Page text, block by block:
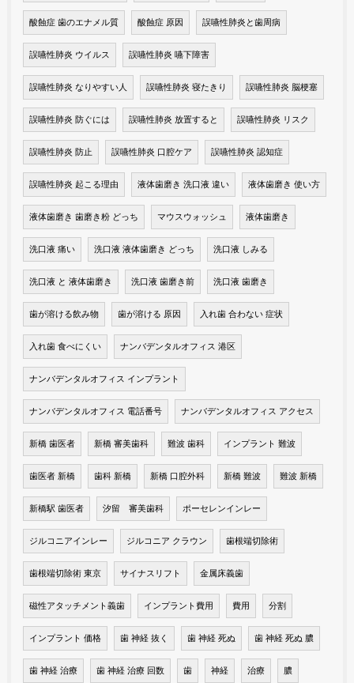
酸蝕症 歯のエナメル質 酸蝕症 原因 誤嚥性肺炎と歯周病
誤嚥性肺炎 ウイルス 誤嚥性肺炎 嚥下障害
誤嚥性肺炎 なりやすい人 誤嚥性肺炎 寝たきり 誤嚥性肺炎 脳梗塞
誤嚥性肺炎 防ぐには 誤嚥性肺炎 放置すると 誤嚥性肺炎 リスク
誤嚥性肺炎 防止 誤嚥性肺炎 口腔ケア 誤嚥性肺炎 認知症
誤嚥性肺炎 起こる理由 液体歯磨き 洗口液 違い 液体歯磨き 使い方
液体歯磨き 歯磨き粉 どっち マウスウォッシュ 液体歯磨き
洗口液 痛い 洗口液 液体歯磨き どっち 洗口液 しみる
洗口液 と 液体歯磨き 洗口液 歯磨き前 洗口液 歯磨き
歯が溶ける飲み物 歯が溶ける 原因 入れ歯 合わない 症状
入れ歯 食べにくい ナンバデンタルオフィス 港区
ナンバデンタルオフィス インプラント
ナンバデンタルオフィス 電話番号 ナンバデンタルオフィス アクセス
新橋 歯医者 新橋 審美歯科 難波 歯科 インプラント 難波
歯医者 新橋 歯科 新橋 新橋 口腔外科 新橋 難波 難波 新橋
新橋駅 歯医者 汐留 審美歯科 ポーセレンインレー
ジルコニアインレー ジルコニア クラウン 歯根端切除術
歯根端切除術 東京 サイナスリフト 金属床義歯
磁性アタッチメント義歯 インプラント費用 費用 分割
インプラント 価格 歯 神経 抜く 歯 神経 死ぬ 歯 神経 死ぬ 膿
歯 神経 治療 歯 神経 治療 回数 歯 神経 治療 膿